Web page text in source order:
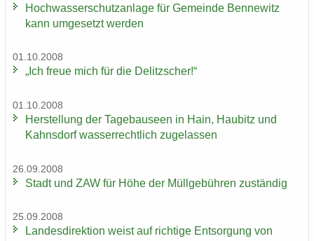
Hoch­was­ser­schutz­an­la­ge für Ge­mein­de Ben­ne­witz
kann um­ge­setzt wer­den
01.10.2008
„Ich freue mich für die De­litz­scher!“
01.10.2008
Her­stel­lung der Ta­ge­bau­se­en in Hain, Hau­bitz und
Kahns­dorf was­ser­recht­lich zu­ge­las­sen
26.09.2008
Stadt und ZAW für Höhe der Müll­ge­büh­ren zu­stän­dig
25.09.2008
Lan­des­di­rek­ti­on weist auf rich­ti­ge Ent­sor­gung von